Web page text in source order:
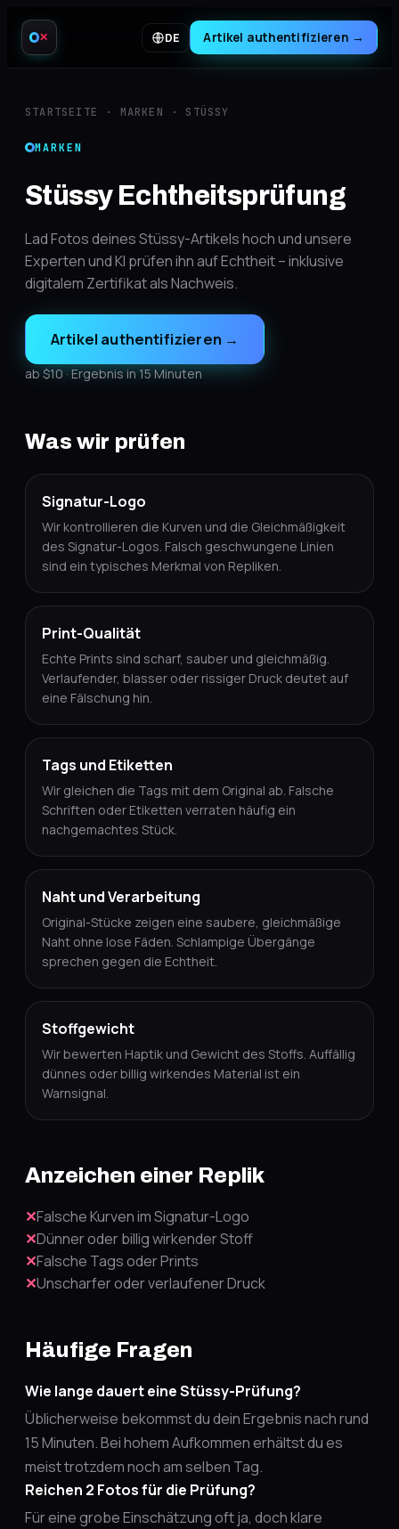
✕ DE Artikel authentifizieren →
STARTSEITE · MARKEN · STÜSSY
MARKEN
Stüssy Echtheitsprüfung
Lad Fotos deines Stüssy-Artikels hoch und unsere
Experten und KI prüfen ihn auf Echtheit – inklusive
digitalem Zertifikat als Nachweis.
Artikel authentifizieren →
ab $10 · Ergebnis in 15 Minuten
Was wir prüfen
Signatur-Logo
Wir kontrollieren die Kurven und die Gleichmäßigkeit
des Signatur-Logos. Falsch geschwungene Linien
sind ein typisches Merkmal von Repliken.
Print-Qualität
Echte Prints sind scharf, sauber und gleichmäßig.
Verlaufender, blasser oder rissiger Druck deutet auf
eine Fälschung hin.
Tags und Etiketten
Wir gleichen die Tags mit dem Original ab. Falsche
Schriften oder Etiketten verraten häufig ein
nachgemachtes Stück.
Naht und Verarbeitung
Original-Stücke zeigen eine saubere, gleichmäßige
Naht ohne lose Fäden. Schlampige Übergänge
sprechen gegen die Echtheit.
Stoffgewicht
Wir bewerten Haptik und Gewicht des Stoffs. Auffällig
dünnes oder billig wirkendes Material ist ein
Warnsignal.
Anzeichen einer Replik
✕Falsche Kurven im Signatur-Logo
✕Dünner oder billig wirkender Stoff
✕Falsche Tags oder Prints
✕Unscharfer oder verlaufener Druck
Häufige Fragen
Wie lange dauert eine Stüssy-Prüfung?
Üblicherweise bekommst du dein Ergebnis nach rund
15 Minuten. Bei hohem Aufkommen erhältst du es
meist trotzdem noch am selben Tag.
Reichen 2 Fotos für die Prüfung?
Für eine grobe Einschätzung oft ja, doch klare